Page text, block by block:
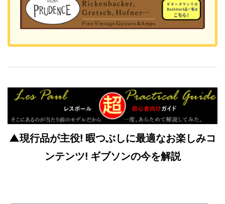
▲現行品が主役! 暇つぶしに最適なお楽しみコ
ンテンツ! ギブソンの今を解説